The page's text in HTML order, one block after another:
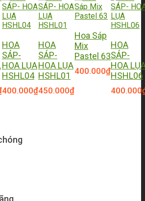
HOA
SÁP-
HOA LỤA
HSHL04
400.000₫
HOA
SÁP-
HOA LỤA
HSHL01
450.000₫
Hoa Sáp
Mix
Pastel 63
400.000₫
HOA
SÁP-
HOA
HSHL06
400.000